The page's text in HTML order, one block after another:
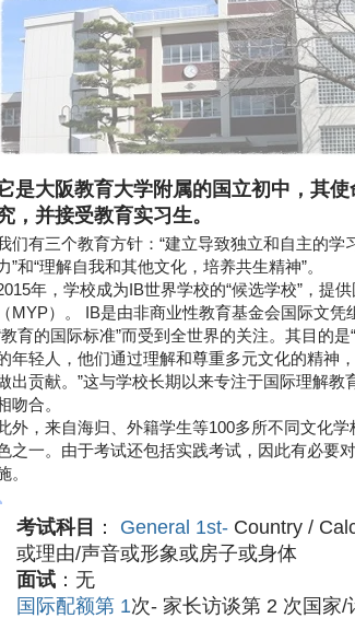
是大阪教育大学附属的国立初中，其
，并接受教育实习生。
们有三个教育方针：“建立导致独立和自主的学
”和“理解自我和其他文化，培养共生精神”。
年，学校成为IB世界学校的“候选学校”，提
（MYP）。 IB是由非商业性教育基金会国际文
教育的国际标准”而受到全世界的关注。其目的
年轻人，他们通过理解和尊重多元文化的精神
出贡献。”这与学校长期以来专注于国际理解
吻合。
外，来自海归、外籍学生等100多所不同文化
之一。由于考试还包括实践考试，因此有必要
。
考试科目 ： General 1st- Country /
或理由/声音或形象或房子或身体
面试 ：无
国际配额第 1次- 家长访谈第 2 次国家/